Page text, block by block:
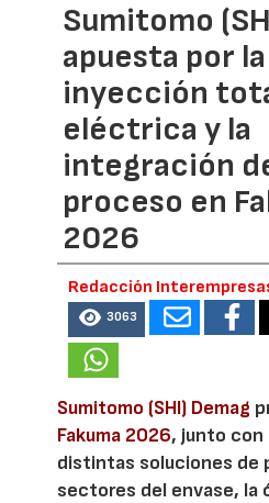
Sumitomo
apuesta por la
inyección
eléctrica y la
integración
proceso en
2026
Redacción
3063
Sumitomo (SHI) Demag
Fakuma 2026, junto
distintas soluciones de
sectores del envase, la